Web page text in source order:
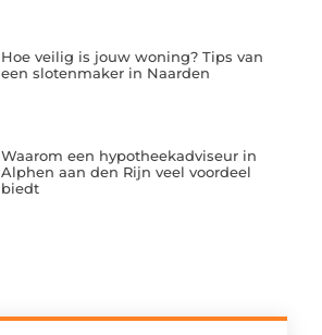
Hoe veilig is jouw woning? Tips van
een slotenmaker in Naarden
Waarom een hypotheekadviseur in
Alphen aan den Rijn veel voordeel
biedt